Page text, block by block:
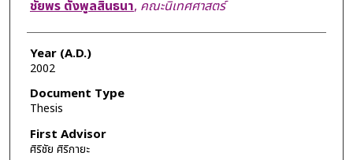
ชัยพร ตั้งพูลสินธนา, คณะนิเทศศาสตร์
Year (A.D.)
2002
Document Type
Thesis
First Advisor
ศิริชัย ศิริกายะ